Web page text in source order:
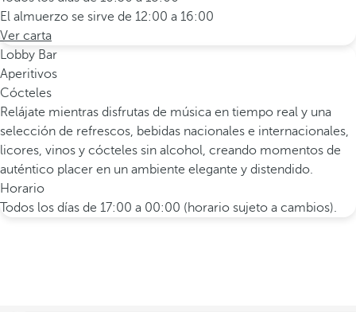
El almuerzo se sirve de 12:00 a 16:00
Ver carta
Lobby Bar
Aperitivos
Cócteles
Relájate mientras disfrutas de música en tiempo real y una
selección de refrescos, bebidas nacionales e internacionales,
licores, vinos y cócteles sin alcohol, creando momentos de
auténtico placer en un ambiente elegante y distendido.
Horario
Todos los días de 17:00 a 00:00 (horario sujeto a cambios).